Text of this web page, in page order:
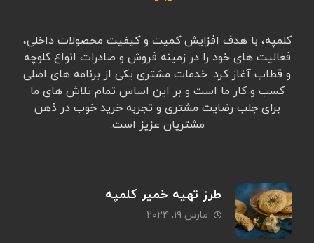
کلمپه، با هدف افزایش کمیت و کیفیت محصولات داخلی،
فعالیت های خود را در زمینه فروش و صادرات انواع کلوچه
و قطاب آغاز کرد. خدمات مشتری یکی از برنامه های اصلی
کسب و کار ما است و بر این اساس تمام تلاش های ما
برای جلب رضایت مشتری و تجربه خرید خوب در ذهن
مشتریان عزیز است.
طرز تهیه خمیر کلمپه
مارس ۱۹, ۲۰۲۴